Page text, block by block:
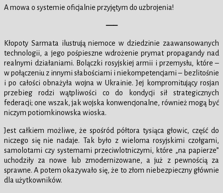
A mowa o systemie oficjalnie przyjętym do uzbrojenia!
—–
Kłopoty Sarmata ilustrują niemoce w dziedzinie zaawansowanych
technologii, a jego pośpieszne wdrożenie prymat propagandy nad
realnymi działaniami. Bolączki rosyjskiej armii i przemysłu, które –
w połączeniu z innymi słabościami i niekompetencjami – bezlitośnie
i po całości obnażyła wojna w Ukrainie. Jej kompromitujący rosjan
przebieg rodzi wątpliwości co do kondycji sił strategicznych
federacji; one wszak, jak wojska konwencjonalne, również mogą być
niczym potiomkinowska wioska.
Jest całkiem możliwe, że spośród półtora tysiąca głowic, część do
niczego się nie nadaje. Tak było z wieloma rosyjskimi czołgami,
samolotami czy systemami przeciwlotniczymi, które „na papierze”
uchodziły za nowe lub zmodernizowane, a już z pewnością za
sprawne. A potem okazywało się, że to złom niebezpieczny głównie
dla użytkowników.